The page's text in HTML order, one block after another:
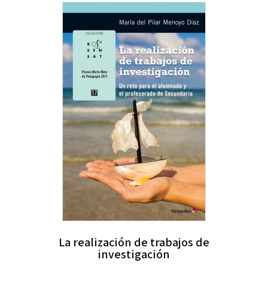
La realización de trabajos de
investigación